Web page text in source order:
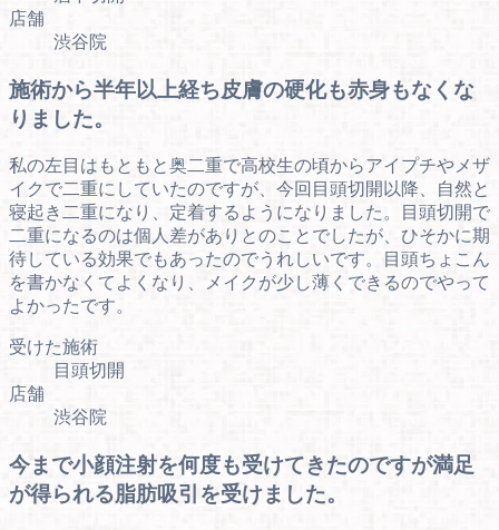
店舗
渋谷院
施術から半年以上経ち皮膚の硬化も赤身もなくな
りました。
私の左目はもともと奥二重で高校生の頃からアイプチやメザ
イクで二重にしていたのですが、今回目頭切開以降、自然と
寝起き二重になり、定着するようになりました。目頭切開で
二重になるのは個人差がありとのことでしたが、ひそかに期
待している効果でもあったのでうれしいです。目頭ちょこん
を書かなくてよくなり、メイクが少し薄くできるのでやって
よかったです。
受けた施術
目頭切開
店舗
渋谷院
今まで小顔注射を何度も受けてきたのですが満足
が得られる脂肪吸引を受けました。